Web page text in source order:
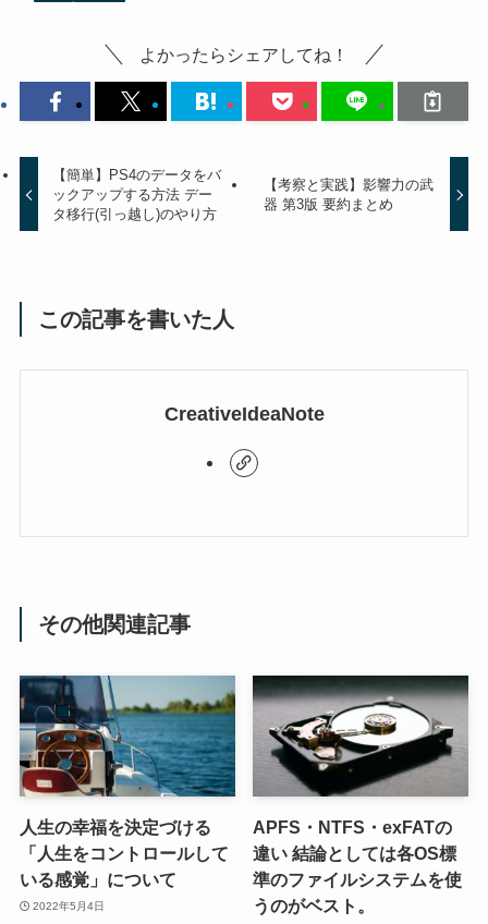
よかったらシェアしてね！
【簡単】PS4のデータをバ
ックアップする方法 デー
タ移行(引っ越し)のやり方
【考察と実践】影響力の武
器 第3版 要約まとめ
この記事を書いた人
CreativeIdeaNote
その他関連記事
人生の幸福を決定づける
「人生をコントロールして
いる感覚」について
2022年5月4日
APFS・NTFS・exFATの
違い 結論としては各OS標
準のファイルシステムを使
うのがベスト。